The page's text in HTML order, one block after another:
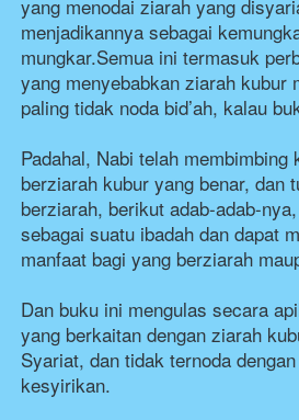
yang menodai ziarah yang
menjadikannya sebagai
mungkar.Semua ini termasuk
yang menyebabkan ziarah kubur
paling tidak noda bid’ah, kalau
Padahal, Nabi telah membimbing
berziarah kubur yang benar, dan
berziarah, berikut adab-adab-
sebagai suatu ibadah dan dapat
manfaat bagi yang berziarah
Dan buku ini mengulas secara
yang berkaitan dengan ziarah
Syariat, dan tidak ternoda
kesyirikan.